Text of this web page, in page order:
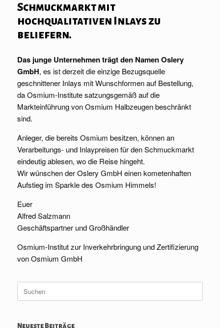
Schmuckmarkt mit
hochqualitativen Inlays zu
beliefern.
Das junge Unternehmen trägt den Namen Oslery
GmbH, es ist derzeit die einzige Bezugsquelle
geschnittener Inlays mit Wunschformen auf Bestellung,
da Osmium-Institute satzungsgemäß auf die
Markteinführung von Osmium Halbzeugen beschränkt
sind.
Anleger, die bereits Osmium besitzen, können an
Verarbeitungs- und Inlaypreisen für den Schmuckmarkt
eindeutig ablesen, wo die Reise hingeht.
Wir wünschen der Oslery GmbH einen kometenhaften
Aufstieg im Sparkle des Osmium Himmels!
Euer
Alfred Salzmann
Geschäftspartner und Großhändler
Osmium-Institut zur Inverkehrbringung und Zertifizierung
von Osmium GmbH
Suche
nach:
Neueste Beiträge